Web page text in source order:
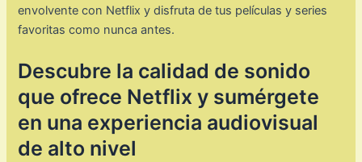
envolvente con Netflix y disfruta de tus películas y series
favoritas como nunca antes.
Descubre la calidad de sonido
que ofrece Netflix y sumérgete
en una experiencia audiovisual
de alto nivel